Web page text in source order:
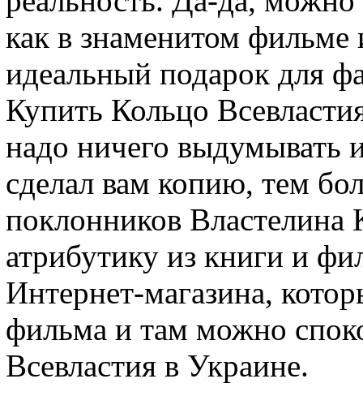
как в знаменитом фильме
идеальный подарок для
Купить Кольцо
надо ничего выдумывать
сделал вам копию, тем
поклонников Властелина
атрибутику из книги и
Интернет-магазина,
фильма и там можно
Всевластия в Украине.